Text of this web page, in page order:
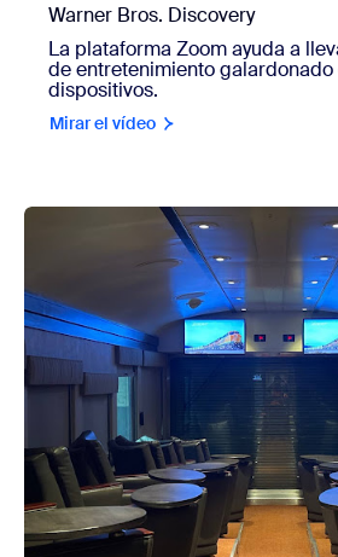
Warner Bros. Discovery
La plataforma Zoom ayuda a
de entretenimiento galardonado
dispositivos.
Mirar el vídeo
view BNSF Railway